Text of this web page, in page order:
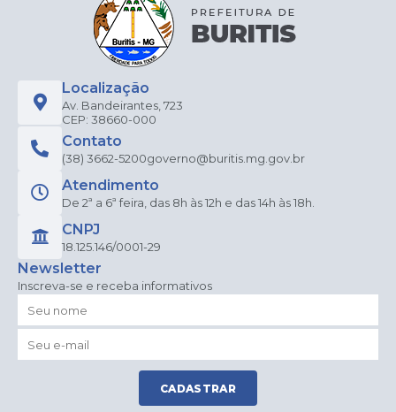
Localização
Av. Bandeirantes, 723
CEP: 38660-000
Contato
(38) 3662-5200governo@buritis.mg.gov.br
Atendimento
De 2ª a 6ª feira, das 8h às 12h e das 14h às 18h.
CNPJ
18.125.146/0001-29
Newsletter
Inscreva-se e receba informativos
CADASTRAR